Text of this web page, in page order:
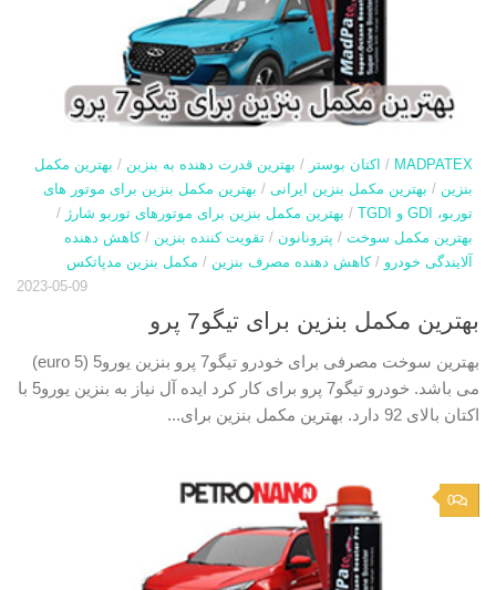
MADPATEX
/ اکتان بوستر / بهترین قدرت دهنده به بنزین / بهترین مکمل
بنزین / بهترین مکمل بنزین ایرانی / بهترین مکمل بنزین برای موتور های
توربو، GDI و TGDI
/ بهترین مکمل بنزین برای موتورهای توربو شارژ /
بهترین مکمل سوخت / پترونانون / تقویت کننده بنزین /کاهش دهنده
آلایندگی خودرو /کاهش دهنده مصرف بنزین / مکمل بنزین مدپاتکس
2023-05-09
بهترین مکمل بنزین برای تیگو7 پرو
بهترین سوخت مصرفی برای خودرو تیگو7 پرو بنزین یورو5 (euro 5)
می باشد. خودرو تیگو7 پرو برای کار کرد ایده آل نیاز به بنزین یورو5 با
اکتان بالای 92 دارد. بهترین مکمل بنزین برای...
0